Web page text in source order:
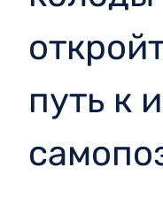
путь к